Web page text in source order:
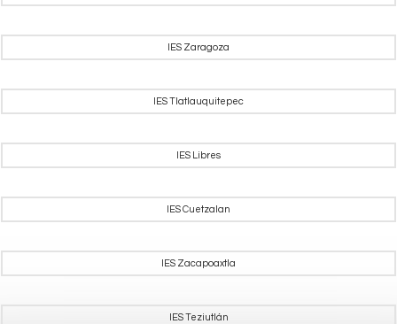
IES Zaragoza
IES Tlatlauquitepec
IES Libres
IES Cuetzalan
IES Zacapoaxtla
IES Teziutlán